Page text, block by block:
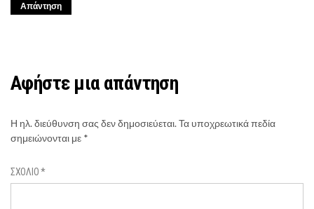
Απάντηση
Αφήστε μια απάντηση
Η ηλ. διεύθυνση σας δεν δημοσιεύεται.Τα υποχρεωτικά πεδία
σημειώνονται με *
ΣΧΌΛΙΟ*